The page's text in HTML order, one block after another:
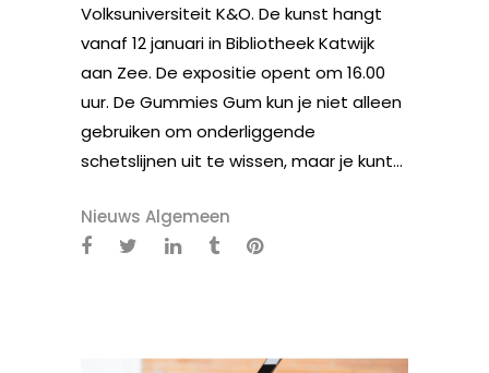
Volksuniversiteit K&O. De kunst hangt
vanaf 12 januari in Bibliotheek Katwijk
aan Zee. De expositie opent om 16.00
uur. De Gummies Gum kun je niet alleen
gebruiken om onderliggende
schetslijnen uit te wissen, maar je kunt...
Nieuws Algemeen